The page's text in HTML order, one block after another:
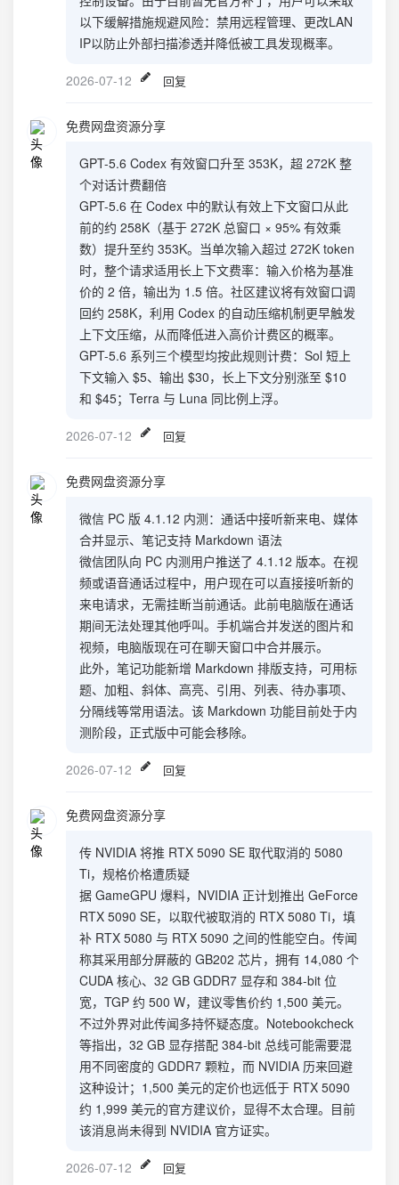
以下缓解措施规避风险：禁用远程管理、更改LAN
IP以防止外部扫描渗透并降低被工具发现概率。
2026-07-12 回复
免费网盘资源分享
GPT-5.6 Codex 有效窗口升至 353K，超 272K 整
个对话计费翻倍
GPT-5.6 在 Codex 中的默认有效上下文窗口从此
前的约 258K（基于 272K 总窗口 × 95% 有效乘
数）提升至约 353K。当单次输入超过 272K token
时，整个请求适用长上下文费率：输入价格为基准
价的 2 倍，输出为 1.5 倍。社区建议将有效窗口调
回约 258K，利用 Codex 的自动压缩机制更早触发
上下文压缩，从而降低进入高价计费区的概率。
GPT-5.6 系列三个模型均按此规则计费：Sol 短上
下文输入 $5、输出 $30，长上下文分别涨至 $10
和 $45；Terra 与 Luna 同比例上浮。
2026-07-12 回复
免费网盘资源分享
微信 PC 版 4.1.12 内测：通话中接听新来电、媒体
合并显示、笔记支持 Markdown 语法
微信团队向 PC 内测用户推送了 4.1.12 版本。在视
频或语音通话过程中，用户现在可以直接接听新的
来电请求，无需挂断当前通话。此前电脑版在通话
期间无法处理其他呼叫。手机端合并发送的图片和
视频，电脑版现在可在聊天窗口中合并展示。
此外，笔记功能新增 Markdown 排版支持，可用标
题、加粗、斜体、高亮、引用、列表、待办事项、
分隔线等常用语法。该 Markdown 功能目前处于内
测阶段，正式版中可能会移除。
2026-07-12 回复
免费网盘资源分享
传 NVIDIA 将推 RTX 5090 SE 取代取消的 5080
Ti，规格价格遭质疑
据 GameGPU 爆料，NVIDIA 正计划推出 GeForce
RTX 5090 SE，以取代被取消的 RTX 5080 Ti，填
补 RTX 5080 与 RTX 5090 之间的性能空白。传闻
称其采用部分屏蔽的 GB202 芯片，拥有 14,080 个
CUDA 核心、32 GB GDDR7 显存和 384-bit 位
宽，TGP 约 500 W，建议零售价约 1,500 美元。
不过外界对此传闻多持怀疑态度。Notebookcheck
等指出，32 GB 显存搭配 384-bit 总线可能需要混
用不同密度的 GDDR7 颗粒，而 NVIDIA 历来回避
这种设计；1,500 美元的定价也远低于 RTX 5090
约 1,999 美元的官方建议价，显得不太合理。目前
该消息尚未得到 NVIDIA 官方证实。
2026-07-12 回复